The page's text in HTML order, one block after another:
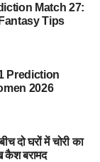
जैसा
वाली महिलाओं
में रह रहे
की तरह विकसित
और सामाजिक
Match 27:
Tips
Prediction
2026
दो घरों में चोरी का
कैश बरामद